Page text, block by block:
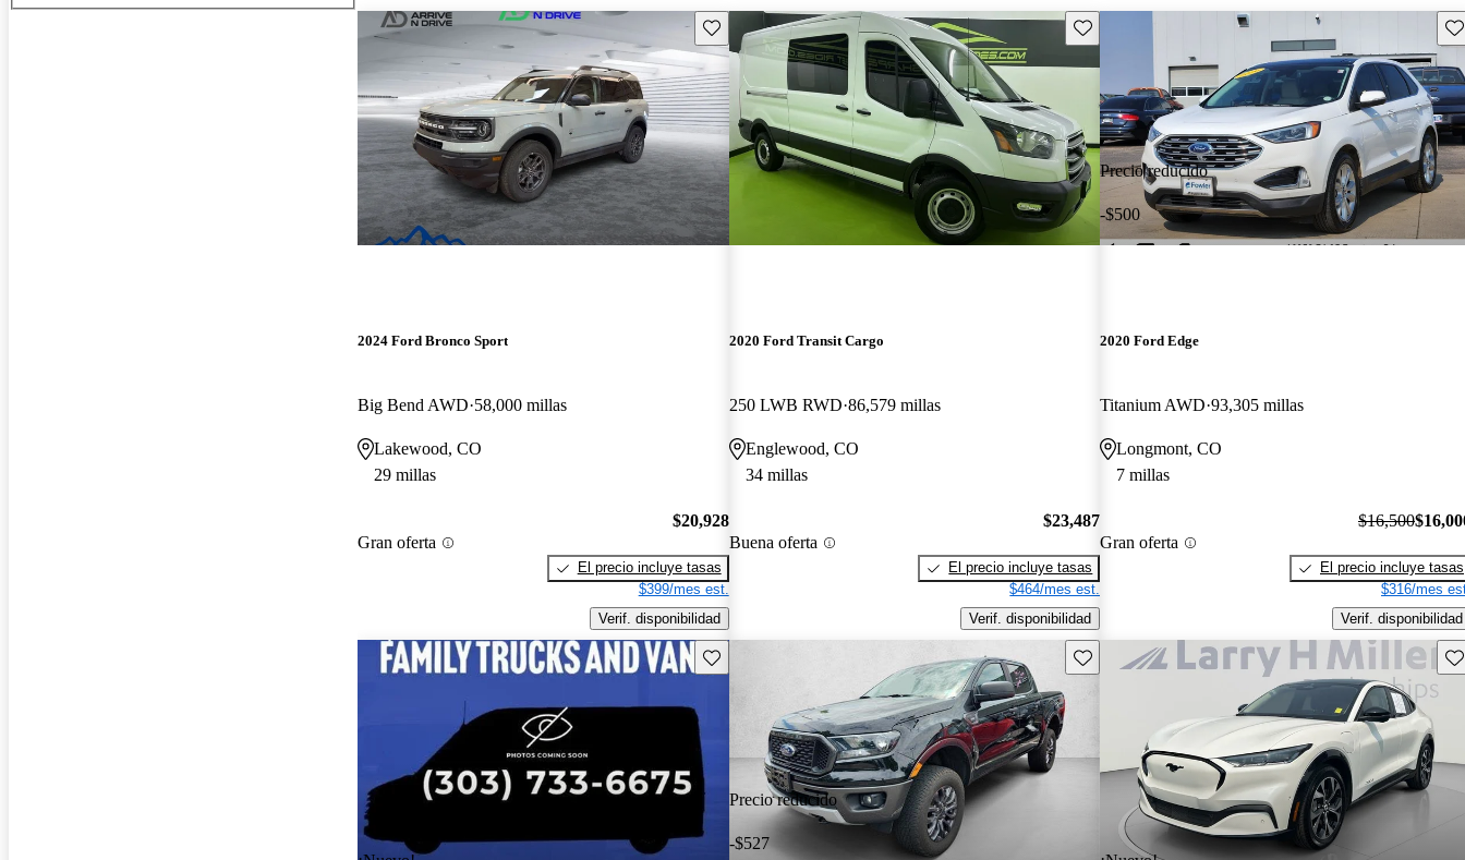
Guarda este Aviso
2024 Ford Bronco Sport
Big Bend AWD 58,000 millas
Lakewood, CO
29 millas
Gran oferta
$20,928
El precio incluye tasas
$399/mes est.
Verif. disponibilidad
Guarda este Aviso
2020 Ford Transit Cargo
250 LWB RWD 86,579 millas
Englewood, CO
34 millas
Buena oferta
$23,487
El precio incluye tasas
$464/mes est.
Verif. disponibilidad
Precio reducido
-$500
2020 Ford Edge
Titanium AWD 93,305 millas
Longmont, CO
7 millas
Gran oferta
$16,500
El precio incluye tasas
$316/mes
Verif. disponibilidad
Guarda este Aviso
Precio reducido
-$527
Guarda este Aviso